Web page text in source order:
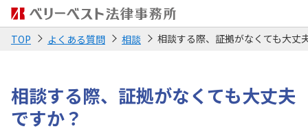
TOP よくある質問 相談 相談する際、証拠がなくても大丈
相談する際、証拠がなくても大丈夫
ですか？